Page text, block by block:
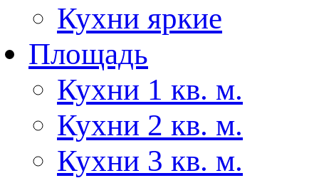
Кухни яркие
Площадь
Кухни 1 кв. м.
Кухни 2 кв. м.
Кухни 3 кв. м.